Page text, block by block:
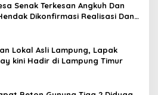
Senak Terkesan Angkuh Dan
Dikonfirmasi Realisasi Dana
Lokal Asli Lampung, Lapak
kini Hadir di Lampung Timur